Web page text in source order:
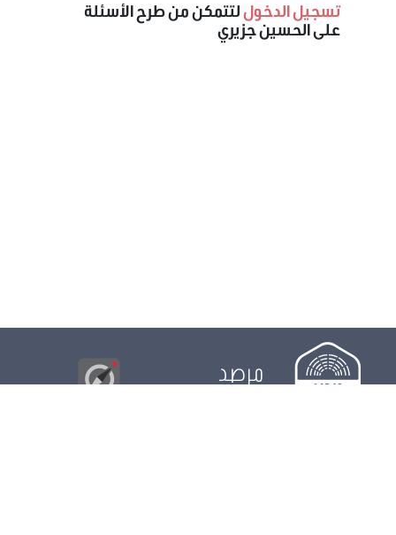
تسجيل الدخوللتتمكن من طرح الأسئلة
على الحسين جزيري
مرصد